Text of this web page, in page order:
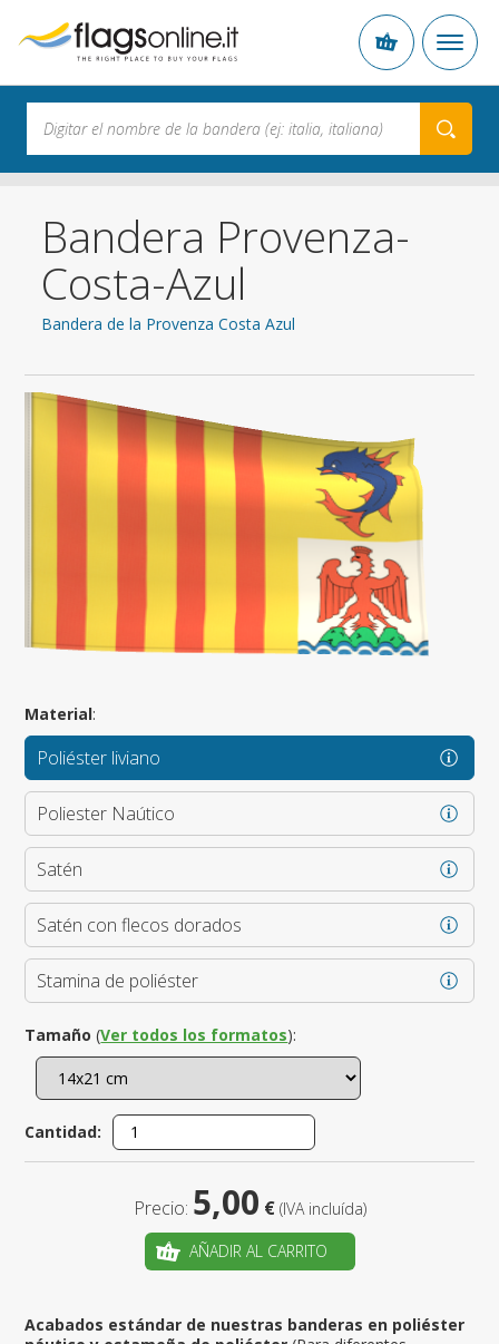
Bandera Provenza-
Costa-Azul
Bandera de la Provenza Costa Azul
Material:
Poliéster liviano
Poliester Naútico
Satén
Satén con flecos dorados
Stamina de poliéster
Tamaño (Ver todos los formatos):
Cantidad:
Precio: 5,00 € (IVA incluída)
AÑADIR AL CARRITO
Acabados estándar de nuestras banderas en poliéster